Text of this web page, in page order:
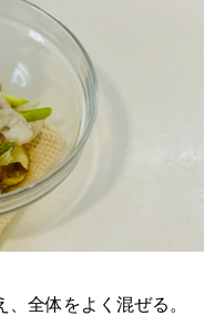
全体をよく混ぜる。